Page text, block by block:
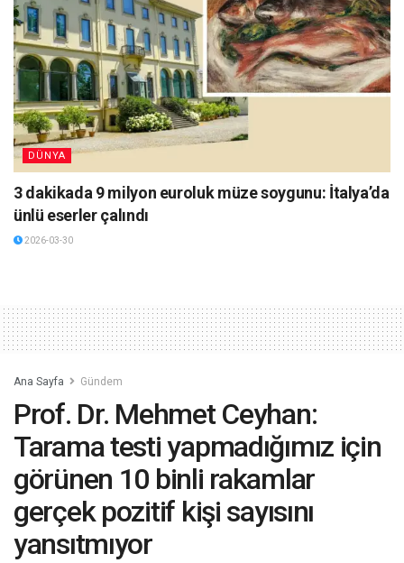
DÜNYA
3 dakikada 9 milyon euroluk müze soygunu: İtalya’da
ünlü eserler çalındı
2026-03-30
Ana Sayfa Gündem
Prof. Dr. Mehmet Ceyhan:
Tarama testi yapmadığımız için
görünen 10 binli rakamlar
gerçek pozitif kişi sayısını
yansıtmıyor